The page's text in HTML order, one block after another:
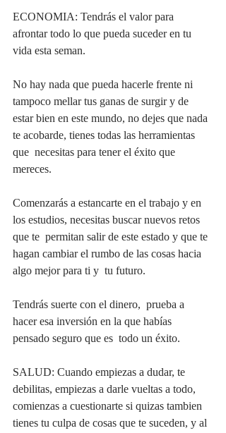
ECONOMIA: Tendrás el valor para
afrontar todo lo que pueda suceder en tu
vida esta seman.
No hay nada que pueda hacerle frente ni
tampoco mellar tus ganas de surgir y de
estar bien en este mundo, no dejes que nada
te acobarde, tienes todas las herramientas
que  necesitas para tener el éxito que
mereces.
Comenzarás a estancarte en el trabajo y en
los estudios, necesitas buscar nuevos retos
que te  permitan salir de este estado y que te
hagan cambiar el rumbo de las cosas hacia
algo mejor para ti y  tu futuro.
Tendrás suerte con el dinero,  prueba a
hacer esa inversión en la que habías
pensado seguro que es  todo un éxito.
SALUD: Cuando empiezas a dudar, te
debilitas, empiezas a darle vueltas a todo,
comienzas a cuestionarte si quizas tambien
tienes tu culpa de cosas que te suceden, y al